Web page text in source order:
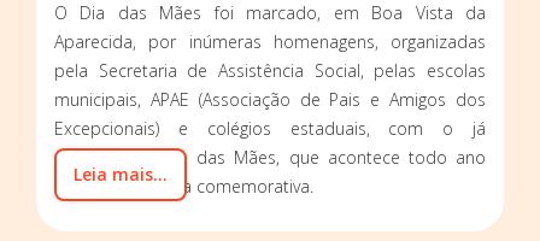
O Dia das Mães foi marcado, em Boa Vista da
Aparecida, por inúmeras homenagens, organizadas
pela Secretaria de Assistência Social, pelas escolas
municipais, APAE (Associação de Pais e Amigos dos
Excepcionais) e colégios estaduais, com o já
conhecido Bingo das Mães, que acontece todo ano
em alusão à data comemorativa.
Leia mais...